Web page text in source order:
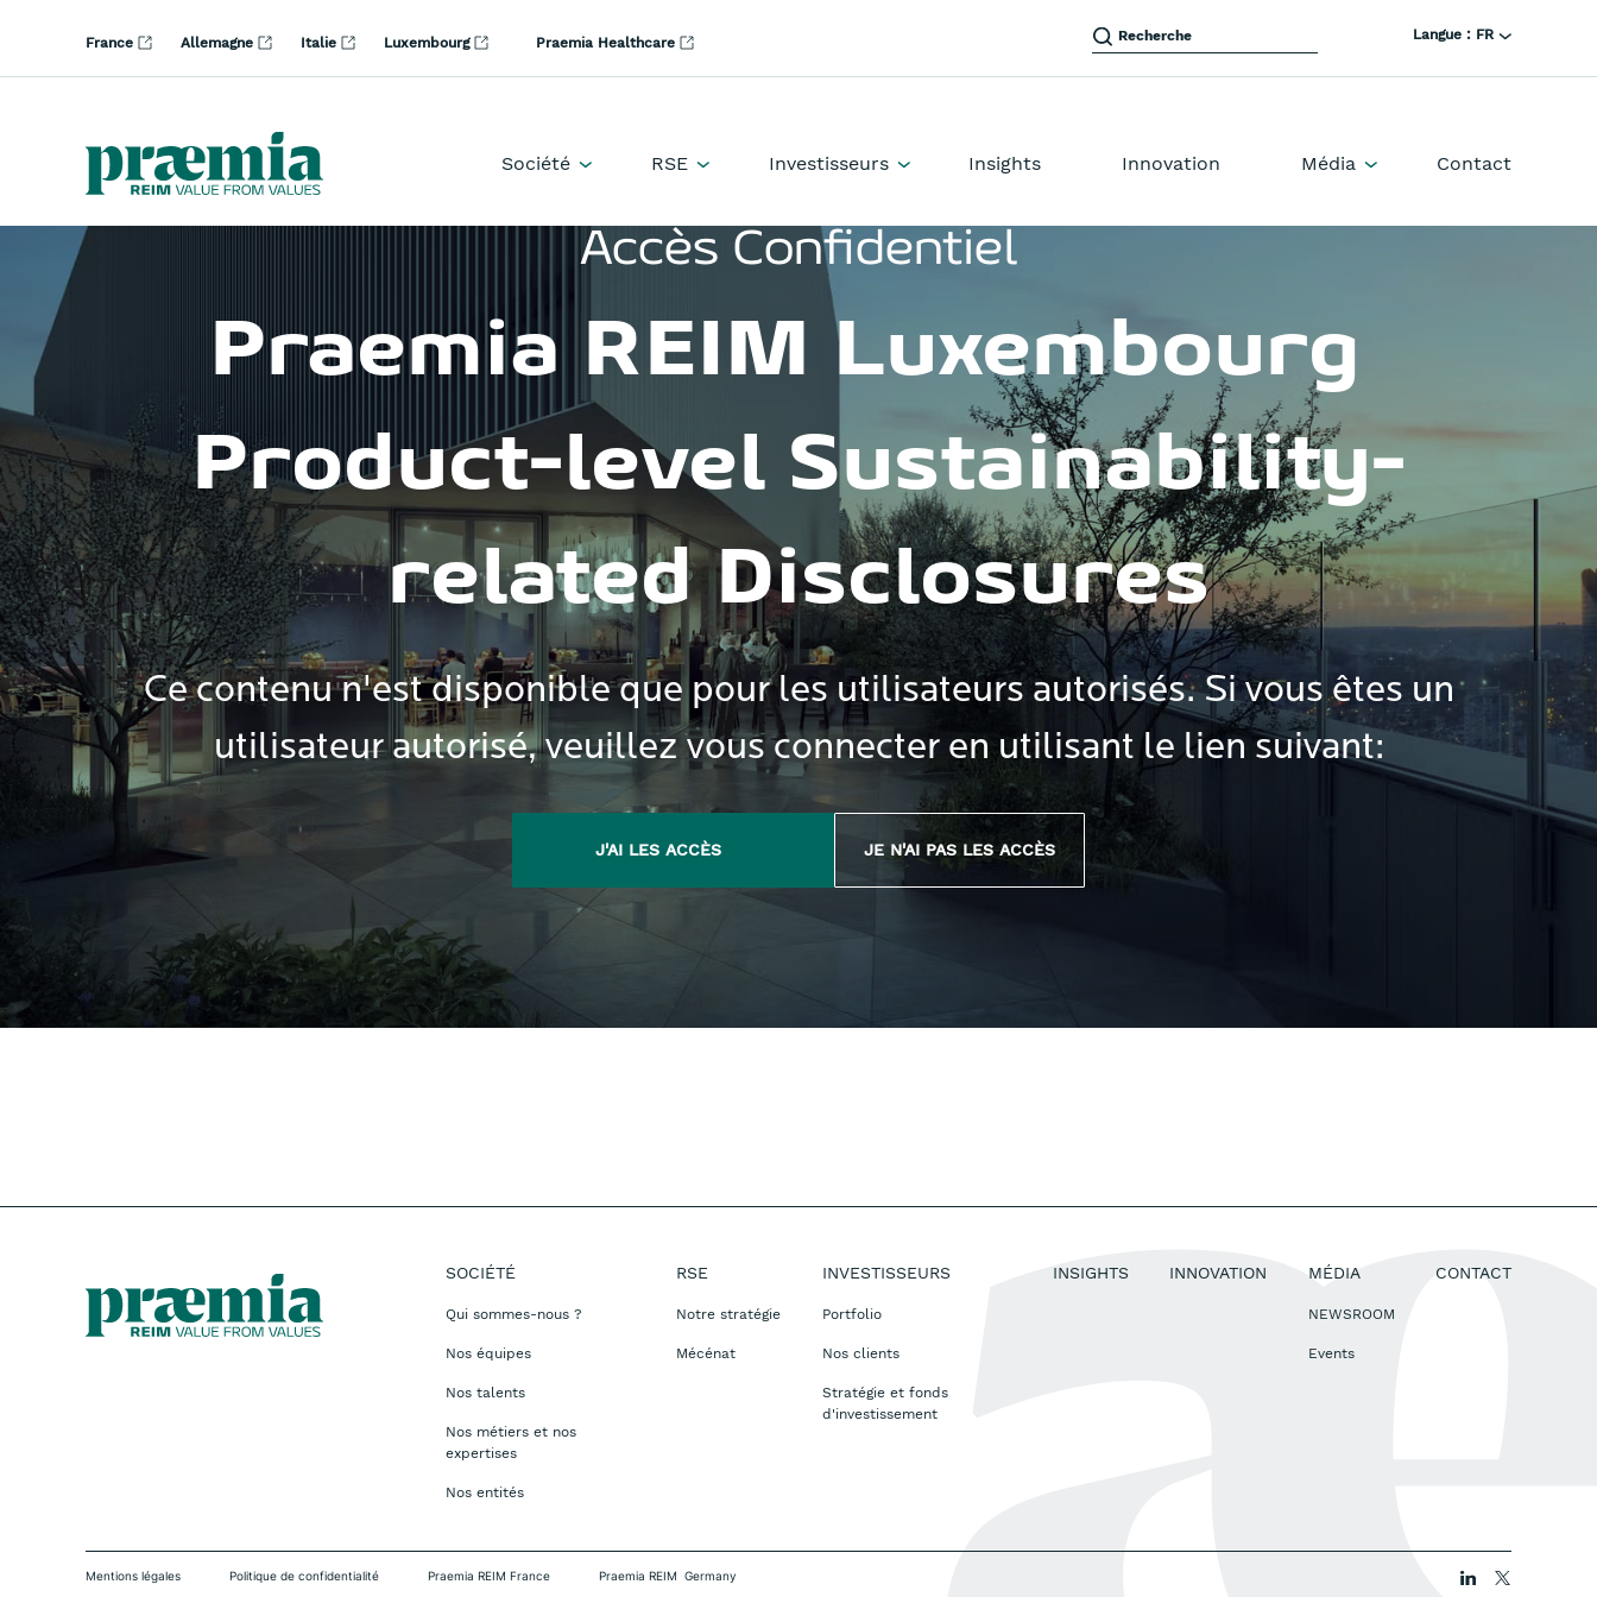
Société RSE Investisseurs Insights Innovation Média Contact
France Allemagne Italie Luxembourg Praemia Healthcare Langue : FR
Accès Confidentiel
Praemia REIM Luxembourg
Product-level Sustainability-
related Disclosures
Ce contenu n'est disponible que pour les utilisateurs autorisés. Si vous êtes un
utilisateur autorisé, veuillez vous connecter en utilisant le lien suivant:
J'AI LES ACCÈS JE N'AI PAS LES ACCÈS
SOCIÉTÉ
Qui sommes-nous ?
Nos équipes
Nos talents
Nos métiers et nos
expertises
Nos entités
RSE
Notre stratégie
Mécénat
INVESTISSEURS
Portfolio
Nos clients
Stratégie et fonds
d'investissement
INSIGHTS INNOVATION MÉDIA
NEWSROOM
Events
CONTACT
Mentions légales Politique de confidentialité Praemia REIM France Praemia REIM Germany